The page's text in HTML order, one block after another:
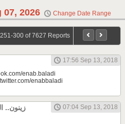
07, 2026 Change Date Range
251-300 of 7627 Reports
17:56 Sep 13, 2018
enab.baladi
enabbaladi
زينون..
07:04 Sep 13, 2018